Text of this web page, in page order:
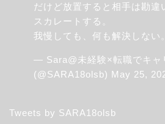
だけど放置すると相手は勘違
スカレートする。
我慢しても、何も解決しない。
— Sara@未経験×転職でキャ
(@SARA18olsb) May 25,
Tweets by SARA18olsb